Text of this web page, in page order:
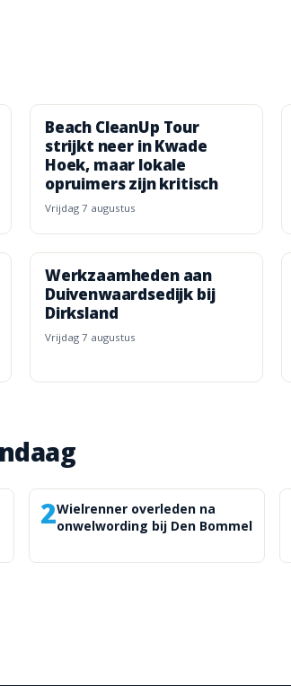
Beach CleanUp Tour
strijkt neer in Kwade
Hoek, maar lokale
opruimers zijn kritisch
vrijdag 7 augustus
Werkzaamheden aan
Duivenwaardsedijk bij
Dirksland
vrijdag 7 augustus
2Wielrenner overleden na
onwelwording bij Den Bommel